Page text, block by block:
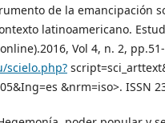
de la emancipación
latinoamericano.
Vol 4, n. 2,
scielo.php?
&nrm=iso>. ISSN